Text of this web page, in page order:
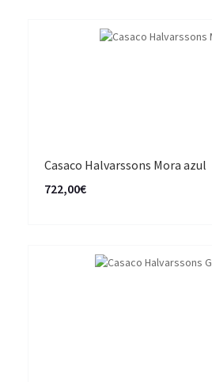
Casaco Halvarssons Mora azul
722,00€